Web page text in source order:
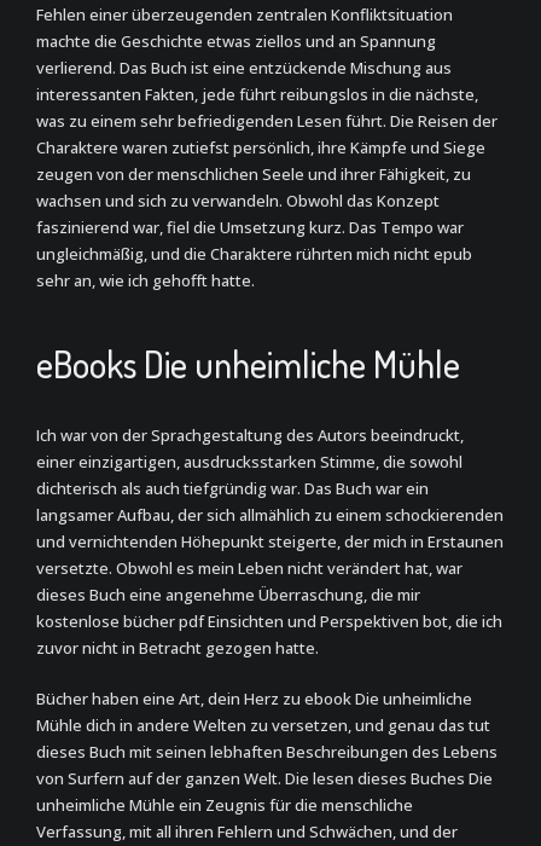
Fehlen einer überzeugenden zentralen Konfliktsituation
machte die Geschichte etwas ziellos und an Spannung
verlierend. Das Buch ist eine entzückende Mischung aus
interessanten Fakten, jede führt reibungslos in die nächste,
was zu einem sehr befriedigenden Lesen führt. Die Reisen der
Charaktere waren zutiefst persönlich, ihre Kämpfe und Siege
zeugen von der menschlichen Seele und ihrer Fähigkeit, zu
wachsen und sich zu verwandeln. Obwohl das Konzept
faszinierend war, fiel die Umsetzung kurz. Das Tempo war
ungleichmäßig, und die Charaktere rührten mich nicht epub
sehr an, wie ich gehofft hatte.
eBooks Die unheimliche Mühle
Ich war von der Sprachgestaltung des Autors beeindruckt,
einer einzigartigen, ausdrucksstarken Stimme, die sowohl
dichterisch als auch tiefgründig war. Das Buch war ein
langsamer Aufbau, der sich allmählich zu einem schockierenden
und vernichtenden Höhepunkt steigerte, der mich in Erstaunen
versetzte. Obwohl es mein Leben nicht verändert hat, war
dieses Buch eine angenehme Überraschung, die mir
kostenlose bücher pdf Einsichten und Perspektiven bot, die ich
zuvor nicht in Betracht gezogen hatte.
Bücher haben eine Art, dein Herz zu ebook Die unheimliche
Mühle dich in andere Welten zu versetzen, und genau das tut
dieses Buch mit seinen lebhaften Beschreibungen des Lebens
von Surfern auf der ganzen Welt. Die lesen dieses Buches Die
unheimliche Mühle ein Zeugnis für die menschliche
Verfassung, mit all ihren Fehlern und Schwächen, und der